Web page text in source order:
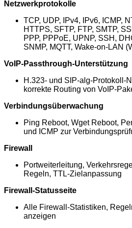
Netzwerkprotokolle
TCP, UDP, IPv4, IPv6, ICMP,
HTTPS, SFTP, FTP, SMTP,
PPP, PPPoE, UPNP, SSH,
SNMP, MQTT, Wake-on-LAN
VoIP-Passthrough-Unterstützung
H.323- und SIP-alg-Protokoll-
korrekte Routing von VoIP-
Verbindungsüberwachung
Ping Reboot, Wget Reboot,
und ICMP zur
Firewall
Portweiterleitung,
Regeln, TTL-Zielanpassung
Firewall-Statusseite
Alle Firewall-Statistiken,
anzeigen